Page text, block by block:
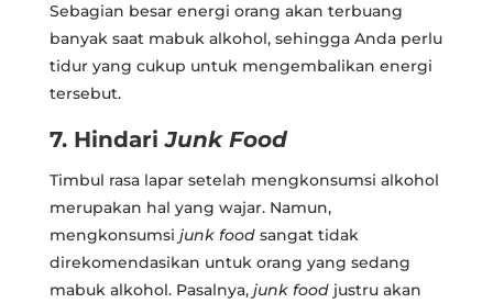
Sebagian besar energi orang akan terbuang
banyak saat mabuk alkohol, sehingga Anda perlu
tidur yang cukup untuk mengembalikan energi
tersebut.
7. HindariJunk Food
Timbul rasa lapar setelah mengkonsumsi alkohol
merupakan hal yang wajar. Namun,
mengkonsumsi junk foodsangat tidak
direkomendasikan untuk orang yang sedang
mabuk alkohol. Pasalnya, junk foodjustru akan